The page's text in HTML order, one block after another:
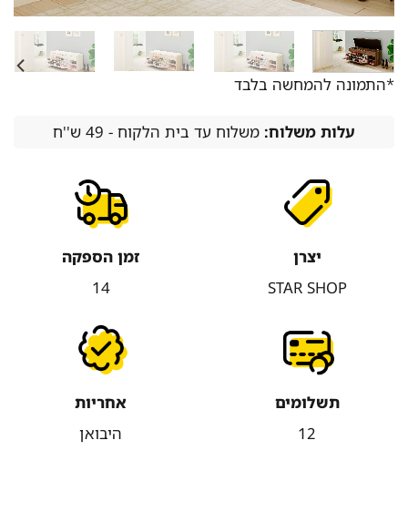
*התמונה להמחשה בלבד
עלות משלוח:משלוח עד בית הלקוח - 49 ש''ח
יצרן
STAR SHOP
זמן הספקה
14
תשלומים
12
אחריות
היבואן